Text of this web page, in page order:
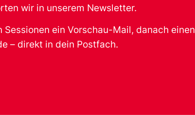
wir in unserem Newsletter.
ein Vorschau-Mail, danach einen
– direkt in dein Postfach.